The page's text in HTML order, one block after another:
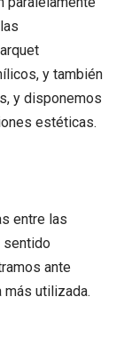
y también
y disponemos
estéticas.
entre las
sentido
ante
más utilizada.